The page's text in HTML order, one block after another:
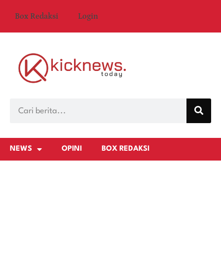
Box Redaksi Login
NEWS OPINI BOX REDAKSI